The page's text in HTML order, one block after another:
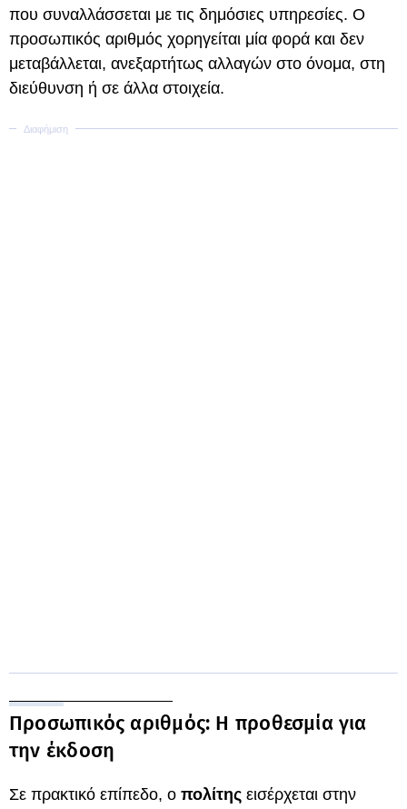
που συναλλάσσεται με τις δημόσιες υπηρεσίες. Ο
προσωπικός αριθμός χορηγείται μία φορά και δεν
μεταβάλλεται, ανεξαρτήτως αλλαγών στο όνομα, στη
διεύθυνση ή σε άλλα στοιχεία.
Προσωπικός αριθμός: Η προθεσμία για
την έκδοση
Σε πρακτικό επίπεδο, ο πολίτης εισέρχεται στην